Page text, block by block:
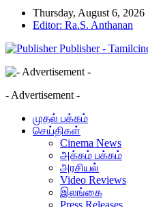
Thursday, August 6, 2026
Editor: Ra.S. Anthanan
Publisher -
- Advertisement -
முதல் பக்கம்
செய்திகள்
Cinema News
அக்கம் பக்கம்
அரசியல்
Video Reviews
இலங்கை
Press Releases